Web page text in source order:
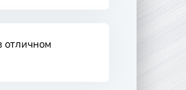
отличном